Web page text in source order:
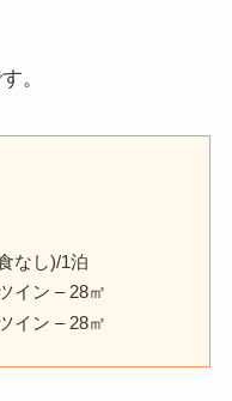
。
なし)/1泊
イン – 28㎡
イン – 28㎡